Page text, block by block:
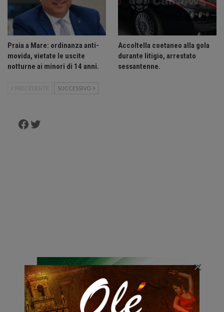
Praia a Mare: ordinanza anti-
movida, vietate le uscite
notturne ai minori di 14 anni.
Accoltella coetaneo alla gola
durante litigio, arrestato
sessantenne.
PRECEDENTE SUCCESSIVO
Facebook
Twitter
×